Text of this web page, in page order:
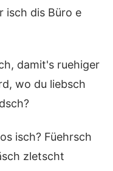
isch dis Büro e
damit's ruehiger
wo du liebsch
isch? Füehrsch
zletscht